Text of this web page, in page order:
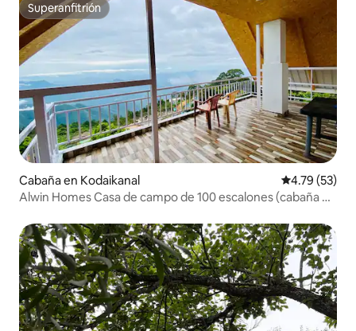
Superanfitrión
Superanfitrión
Cabaña en Kodaikanal Calificación
4.79 (53)
Alwin Homes Casa de campo de 100 escalones (cabaña de